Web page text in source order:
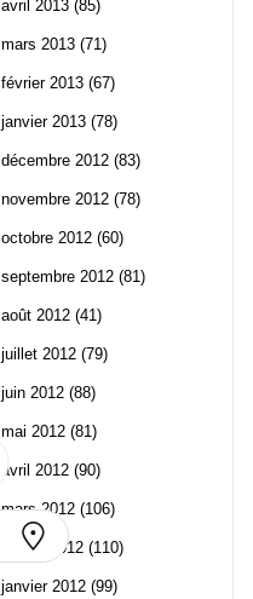
avril 2013 (85)
mars 2013 (71)
février 2013 (67)
janvier 2013 (78)
décembre 2012 (83)
novembre 2012 (78)
octobre 2012 (60)
septembre 2012 (81)
août 2012 (41)
juillet 2012 (79)
juin 2012 (88)
mai 2012 (81)
avril 2012 (90)
mars 2012 (106)
février 2012 (110)
janvier 2012 (99)